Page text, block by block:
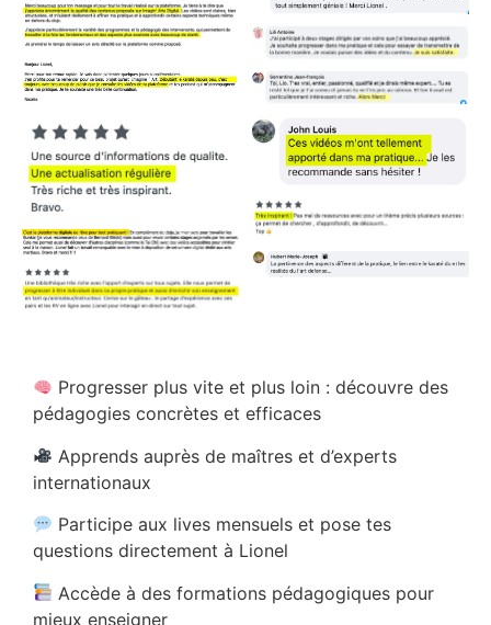
Progresser plus vite et plus loin : découvre des
pédagogies concrètes et efficaces
Apprends auprès de maîtres et d’experts
internationaux
Participe aux lives mensuels et pose tes
questions directement à Lionel
Accède à des formations pédagogiques pour
mieux enseigner